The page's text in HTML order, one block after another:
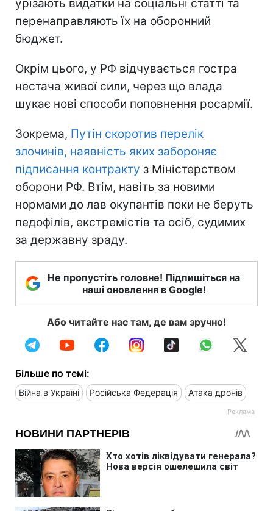
урізають видатки на соціальні статті та
перенаправляють їх на оборонний
бюджет.
Окрім цього, у РФ відчувається гостра
нестача живої сили, через що влада
шукає нові способи поповнення росармії.
Зокрема, Путін скоротив перелік
злочинів, наявність яких забороняє
підписання контракту з Міністерством
оборони РФ. Втім, навіть за новими
нормами до лав окупантів поки не беруть
педофілів, екстремістів та осіб, судимих
за державну зраду.
Не пропустіть головне! Підпишіться на
наші оновлення в Google!
Або читайте нас там, де вам зручно!
Більше по темі:
Війна в Україні Російська Федерація Атака дронів